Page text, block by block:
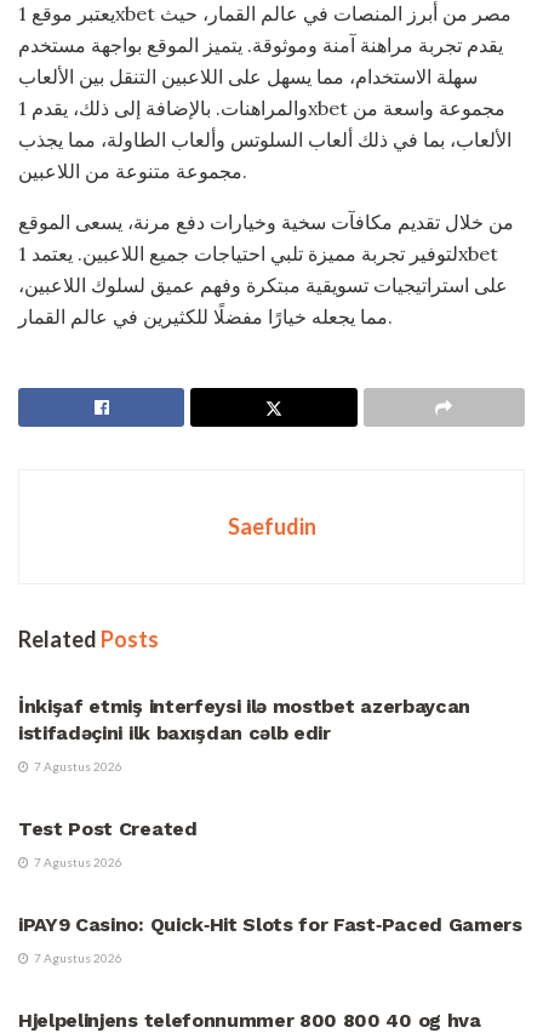
يعتبر موقع 1xbet مصر من أبرز المنصات في عالم القمار، حيث
يقدم تجربة مراهنة آمنة وموثوقة. يتميز الموقع بواجهة مستخدم
سهلة الاستخدام، مما يسهل على اللاعبين التنقل بين الألعاب
والمراهنات. بالإضافة إلى ذلك، يقدم 1xbet مجموعة واسعة من
الألعاب، بما في ذلك ألعاب السلوتس وألعاب الطاولة، مما يجذب
مجموعة متنوعة من اللاعبين.
من خلال تقديم مكافآت سخية وخيارات دفع مرنة، يسعى الموقع
لتوفير تجربة مميزة تلبي احتياجات جميع اللاعبين. يعتمد 1xbet
على استراتيجيات تسويقية مبتكرة وفهم عميق لسلوك اللاعبين،
مما يجعله خيارًا مفضلًا للكثيرين في عالم القمار.
Saefudin
Related Posts
İnkişaf etmiş interfeysi ilə mostbet azerbaycan
istifadəçini ilk baxışdan cəlb edir
7 Agustus 2026
Test Post Created
7 Agustus 2026
iPAY9 Casino: Quick‑Hit Slots for Fast‑Paced Gamers
7 Agustus 2026
Hjelpelinjens telefonnummer 800 800 40 og hva